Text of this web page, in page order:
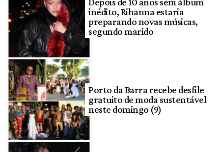
Depois de 10 anos sem álbum
inédito, Rihanna estaria
preparando novas músicas,
segundo marido
Porto da Barra recebe desfile
gratuito de moda sustentável
neste domingo (9)